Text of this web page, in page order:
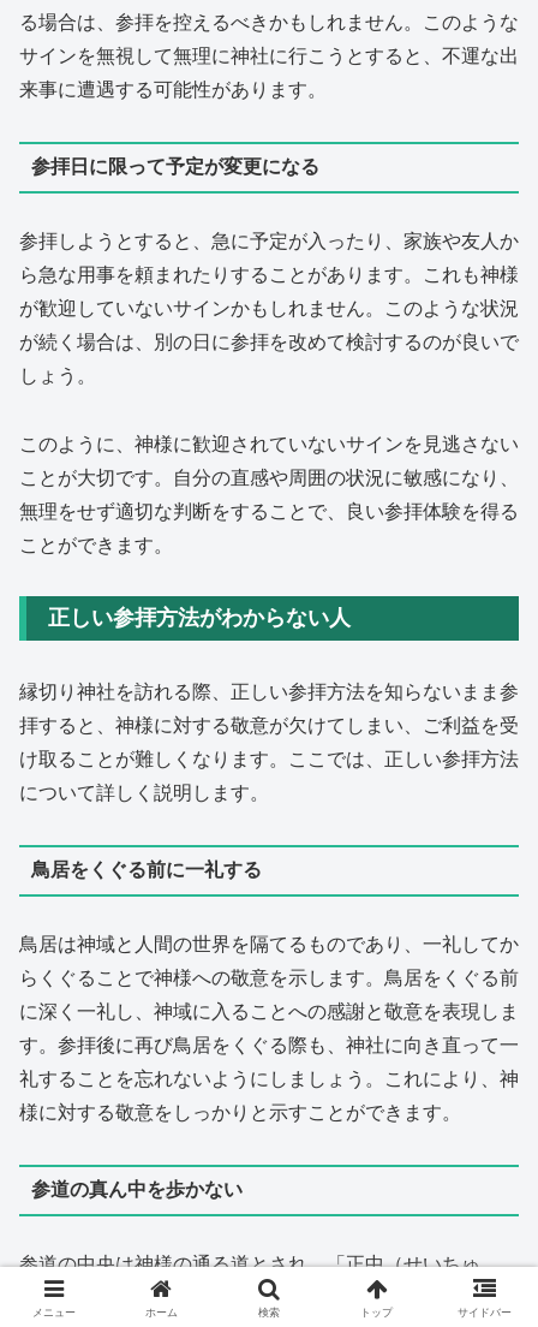
る場合は、参拝を控えるべきかもしれません。このような
サインを無視して無理に神社に行こうとすると、不運な出
来事に遭遇する可能性があります。
参拝日に限って予定が変更になる
参拝しようとすると、急に予定が入ったり、家族や友人か
ら急な用事を頼まれたりすることがあります。これも神様
が歓迎していないサインかもしれません。このような状況
が続く場合は、別の日に参拝を改めて検討するのが良いで
しょう。
このように、神様に歓迎されていないサインを見逃さない
ことが大切です。自分の直感や周囲の状況に敏感になり、
無理をせず適切な判断をすることで、良い参拝体験を得る
ことができます。
正しい参拝方法がわからない人
縁切り神社を訪れる際、正しい参拝方法を知らないまま参
拝すると、神様に対する敬意が欠けてしまい、ご利益を受
け取ることが難しくなります。ここでは、正しい参拝方法
について詳しく説明します。
鳥居をくぐる前に一礼する
鳥居は神域と人間の世界を隔てるものであり、一礼してか
らくぐることで神様への敬意を示します。鳥居をくぐる前
に深く一礼し、神域に入ることへの感謝と敬意を表現しま
す。参拝後に再び鳥居をくぐる際も、神社に向き直って一
礼することを忘れないようにしましょう。これにより、神
様に対する敬意をしっかりと示すことができます。
参道の真ん中を歩かない
参道の中央は神様の通る道とされ、「正中（せいちゅ
う）」と呼ばれています。参拝者はその両脇を歩くのがマ
メニュー ホーム 検索 トップ サイドバー